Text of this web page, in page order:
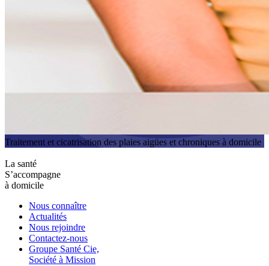
Traitement et cicatrisation des plaies aigües et chroniques à domicile
La santé
S’accompagne
à domicile
Nous connaître
Actualités
Nous rejoindre
Contactez-nous
Groupe Santé Cie,
Société à Mission